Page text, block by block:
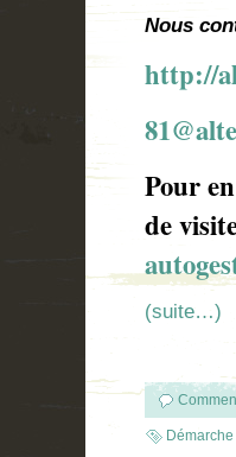
Nous
http://
Pour
de
(suite…)